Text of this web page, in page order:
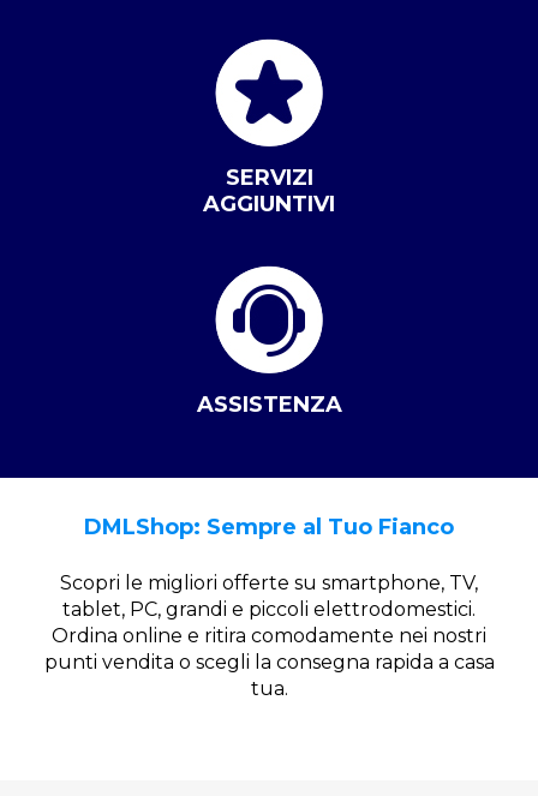
SERVIZI
AGGIUNTIVI
ASSISTENZA
DMLShop: Sempre al Tuo Fianco
Scopri le migliori offerte su smartphone, TV,
tablet, PC, grandi e piccoli elettrodomestici.
Ordina online e ritira comodamente nei nostri
punti vendita o scegli la consegna rapida a casa
tua.